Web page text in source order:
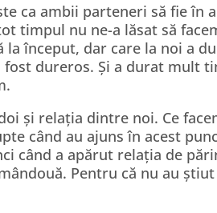
ca ambii parteneri să fie în
timpul nu ne-a lăsat să
la început, dar care la noi a
fost dureros. Și a durat mult
și relația dintre noi. Ce
când au ajuns în acest
când a apărut relația de
Pentru că nu au